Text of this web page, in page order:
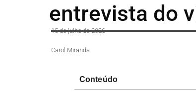
entrevista do
15 de julho de 2026
Carol Miranda
Conteúdo